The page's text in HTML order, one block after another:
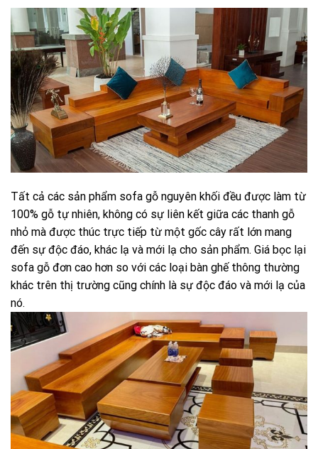
Tất cả các sản phẩm sofa gỗ nguyên khối đều được làm từ
100% gỗ tự nhiên, không có sự liên kết giữa các thanh gỗ
nhỏ mà được thúc trực tiếp từ một gốc cây rất lớn mang
đến sự độc đáo, khác lạ và mới lạ cho sản phẩm. Giá bọc lại
sofa gỗ đơn cao hơn so với các loại bàn ghế thông thường
khác trên thị trường cũng chính là sự độc đáo và mới lạ của
nó.